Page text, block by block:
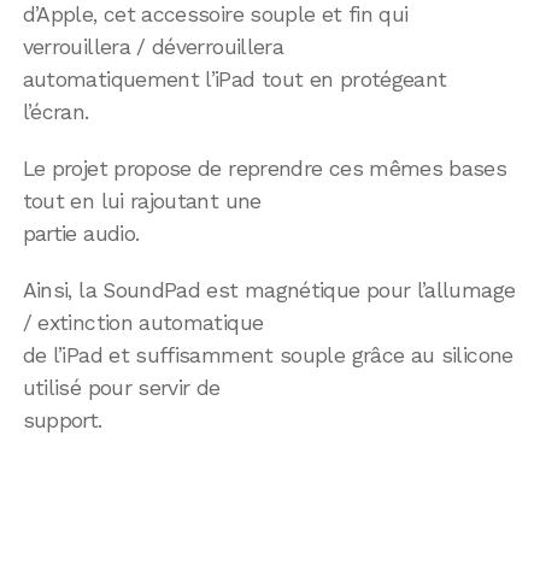
d’Apple, cet accessoire souple et fin qui
verrouillera / déverrouillera
automatiquement l’iPad tout en protégeant
l’écran.
Le projet propose de reprendre ces mêmes bases
tout en lui rajoutant une
partie audio.
Ainsi, la SoundPad est magnétique pour l’allumage
/ extinction automatique
de l’iPad et suffisamment souple grâce au silicone
utilisé pour servir de
support.